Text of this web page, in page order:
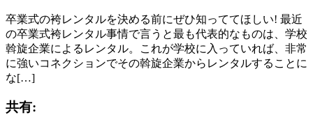
卒業式の袴レンタルを決める前にぜひ知っててほしい! 最近
の卒業式袴レンタル事情で言うと最も代表的なものは、学校
斡旋企業によるレンタル。これが学校に入っていれば、非常
に強いコネクションでその斡旋企業からレンタルすることに
な[…]
共有: